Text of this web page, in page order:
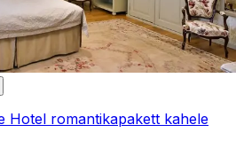
Hotel romantikapakett kahele